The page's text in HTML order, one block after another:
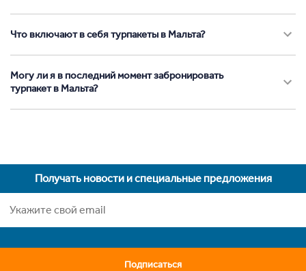
Что включают в себя турпакеты в Мальта?
Могу ли я в последний момент забронировать
турпакет в Мальта?
Получать новости и специальные предложения
Подписаться